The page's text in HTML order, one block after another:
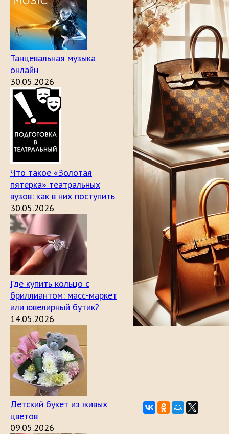
Танцевальная музыка
онлайн
30.05.2026
Что такое «Золотая
пятерка» театральных
вузов: как в них поступить
30.05.2026
Где купить кольцо с
бриллиантом: масс-маркет
или ювелирный бутик?
14.05.2026
Детский букет из живых
цветов
09.05.2026